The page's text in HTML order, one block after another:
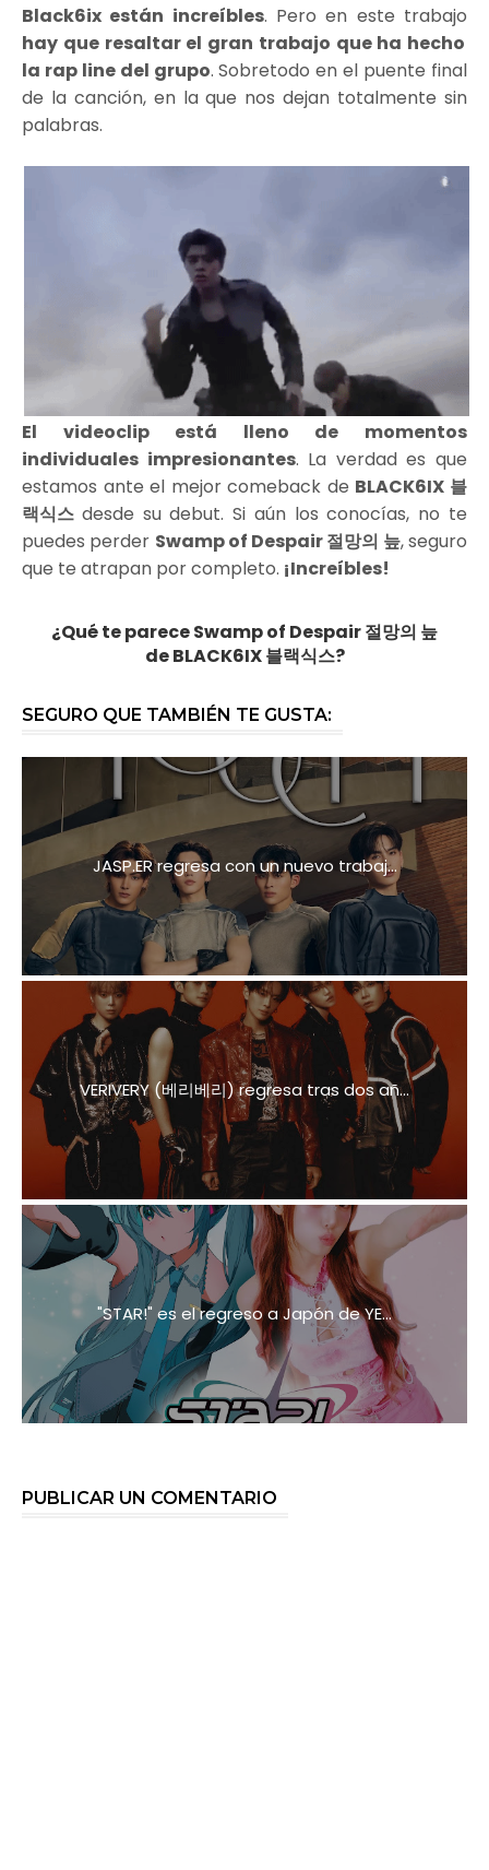
Black6ix están increíbles. Pero en este trabajo
hay que resaltar el gran trabajo que ha hecho
la rap line del grupo. Sobretodo en el puente final
de la canción, en la que nos dejan totalmente sin
palabras.
El videoclip está lleno de momentos
individuales impresionantes. La verdad es que
estamos ante el mejor comeback de BLACK6IX 블
랙식스 desde su debut. Si aún los conocías, no te
puedes perder Swamp of Despair 절망의 늪, seguro
que te atrapan por completo. ¡Increíbles!
¿Qué te pareceSwamp of Despair 절망의 늪
deBLACK6IX 블랙식스?
SEGURO QUE TAMBIÉN TE GUSTA:
JASP.ER regresa con un nuevo trabaj...
VERIVERY (베리베리) regresa tras dos añ...
"STAR!" es el regreso a Japón de YE...
PUBLICAR UN COMENTARIO